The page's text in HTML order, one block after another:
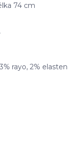
74 cm
rayo, 2% elasten